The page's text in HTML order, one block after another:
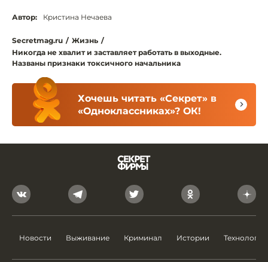
Автор: Кристина Нечаева
Secretmag.ru / Жизнь /
Никогда не хвалит и заставляет работать в выходные.
Названы признаки токсичного начальника
Хочешь читать «Секрет» в
«Одноклассниках»? ОК!
Новости Выживание Криминал Истории Технологии